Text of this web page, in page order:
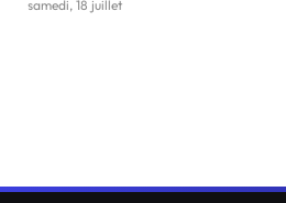
samedi, 18 juillet